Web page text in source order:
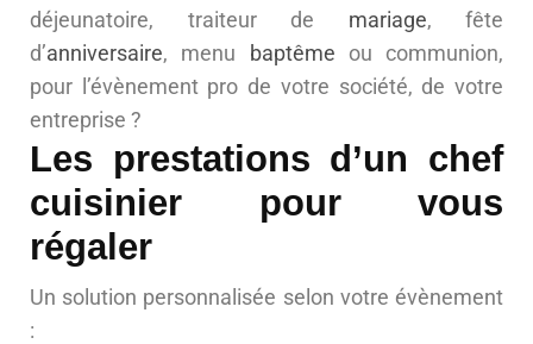
déjeunatoire, traiteur de mariage, fête
d’anniversaire, menu baptême ou communion,
pour l’évènement pro de votre société, de votre
entreprise ?
Les prestations d’un chef
cuisinier pour vous
régaler
Un solution personnalisée selon votre évènement
: